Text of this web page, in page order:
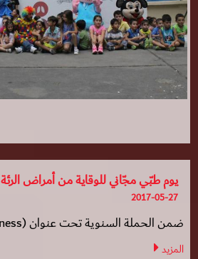
يوم طبّي مجّاني للوقاية من أمراض الرئة
2017-05-27
ضمن الحملة السنوية تحت عنوان (ASAP (Awareness,...
المزيد